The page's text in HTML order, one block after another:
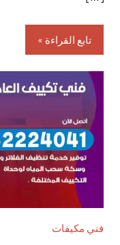
تابع القراءة
فني مكيفات